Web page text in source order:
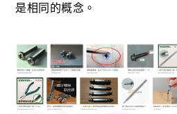
是相同的概念。